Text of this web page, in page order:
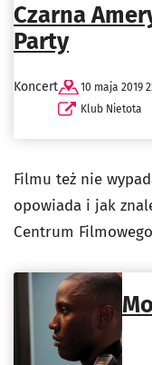
Czarna
Party
Koncert
10 maja 2019
Klub Nietota
Filmu też nie
opowiada i jak
Centrum